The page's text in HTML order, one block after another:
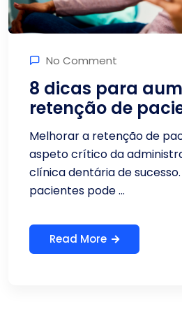
No Comment
8 dicas para
retenção de
Melhorar a retenção de
aspeto crítico da
clínica dentária de
pacientes pode ...
Read More